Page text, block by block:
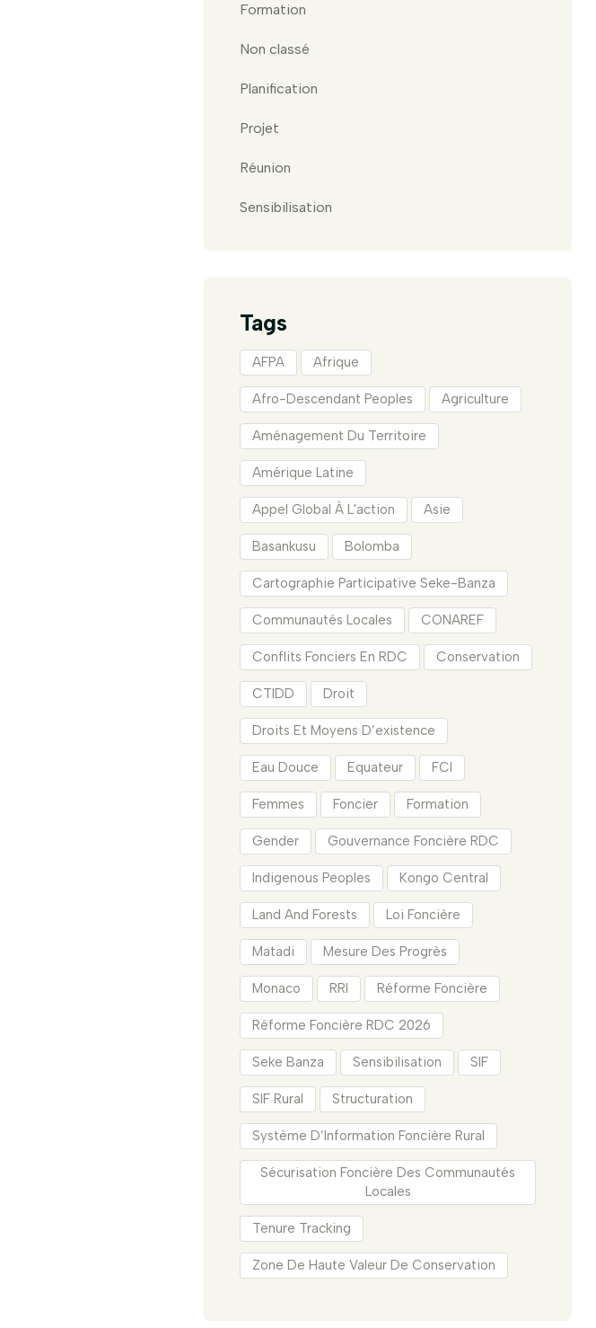
Formation
Non classé
Planification
Projet
Réunion
Sensibilisation
Tags
AFPA Afrique
Afro-Descendant Peoples Agriculture
Aménagement Du Territoire
Amérique Latine
Appel Global À L'action Asie
Basankusu Bolomba
Cartographie Participative Seke-Banza
Communautés Locales CONAREF
Conflits Fonciers En RDC Conservation
CTIDD Droit
Droits Et Moyens D’existence
Eau Douce Equateur FCI
Femmes Foncier Formation
Gender Gouvernance Foncière RDC
Indigenous Peoples Kongo Central
Land And Forests Loi Foncière
Matadi Mesure Des Progrès
Monaco RRI Réforme Foncière
Réforme Foncière RDC 2026
Seke Banza Sensibilisation SIF
SIF Rural Structuration
Système D’Information Foncière Rural
Sécurisation Foncière Des Communautés
Locales
Tenure Tracking
Zone De Haute Valeur De Conservation